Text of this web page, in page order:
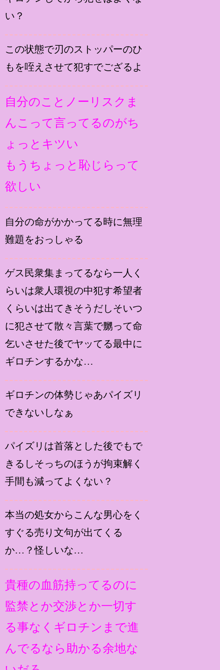
い？
この状態で刃のストッパーのひ
もを咥えさせて犯すでござるよ
自分のことノーリスクま
んこって言ってるのがち
ょっとキツい
もうちょっと恥じらって
欲しい
自分の命がかかってる時に無理
難題をおっしゃる
ゲス民衆集まってるなら一人く
らいは衆人環視の中犯す希望者
くらいは出てきそうだしそいつ
に犯させて散々言葉で嬲って命
乞いさせた後でヤッてる最中に
ギロチンするかな…
ギロチンの体勢じゃあパイズリ
できないしなぁ
パイズリは首落とした後でもで
きるしそっちのほうが拘束解く
手間も減ってよくない？
本当の処女からこんな男心をく
すぐる売り文句が出てくる
か…？怪しいな…
貴種の血筋持ってるのに
監禁とか交渉とか一切す
る事なくギロチンまで進
んでるなら助かる余地な